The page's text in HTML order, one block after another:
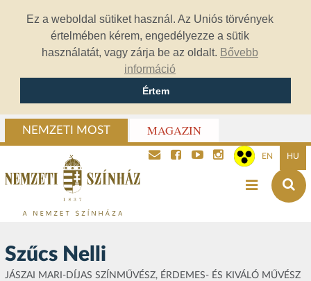
Ez a weboldal sütiket használ. Az Uniós törvények
értelmében kérem, engedélyezze a sütik
használatát, vagy zárja be az oldalt. Bővebb
információ
Értem
NEMZETI MOST MAGAZIN
EN HU
Szűcs Nelli
JÁSZAI MARI-DÍJAS SZÍNMŰVÉSZ, ÉRDEMES- ÉS KIVÁLÓ MŰVÉSZ